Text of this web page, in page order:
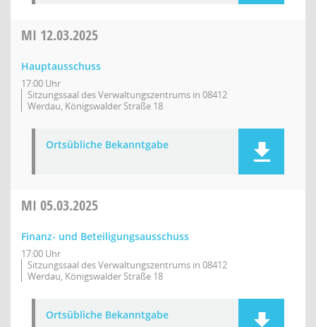
MI 12.03.2025
Hauptausschuss
17:00 Uhr
Sitzungssaal des Verwaltungszentrums in 08412
Werdau, Königswalder Straße 18
Ortsübliche Bekanntgabe
MI 05.03.2025
Finanz- und Beteiligungsausschuss
17:00 Uhr
Sitzungssaal des Verwaltungszentrums in 08412
Werdau, Königswalder Straße 18
Ortsübliche Bekanntgabe